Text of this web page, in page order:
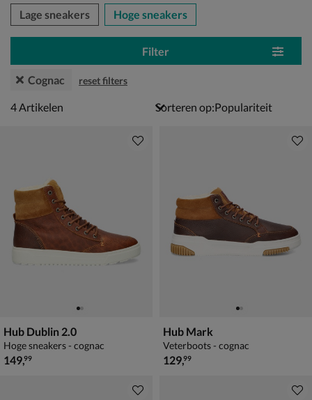
over
Lage sneakers Hoge sneakers
Filter
Cognac reset filters
4 artikelen
4 Artikelen Sorteren op:
Hub Dublin 2.0
Hoge sneakers - cognac
€ 149,99
149,99
Hub Mark
Veterboots - cognac
€ 129,99
129,99